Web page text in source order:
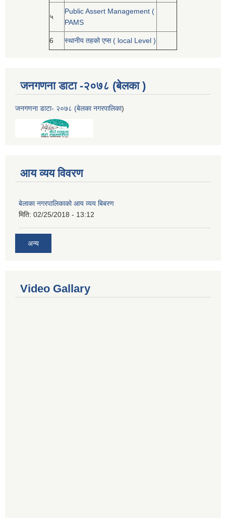
५
Public Assert Management (
PAMS
6 स्थानीय तहको एप्स ( local Level )
जनगणना डाटा -२०७८ (बेलका )
जनगणना डाटा- २०७८ (बेलका नगरपालिका)
आय व्यय विवरण
बेलाका नगरपालिकाको आय व्यय बिबरण
मिति: 02/25/2018 - 13:12
अन्य
Video Gallary